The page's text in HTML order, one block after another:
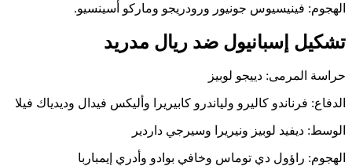
الهجوم: فينيسيوس جونيور ورودريجو وماركو أسينسيو.
تشكيل إسبانيول ضد ريال مدريد
حراسة المرمى: دييجو لوبيز
الدفاع: فرناندو كاليرو ولياندرو كابيريرا وأليكس فيدال وديدياك فيلا
الوسط: ديفيد لوبيز ونيريرا وسيرجي داردير
الهجوم: راؤول دي توماس وخافي بوادو وأدري إيمباربا